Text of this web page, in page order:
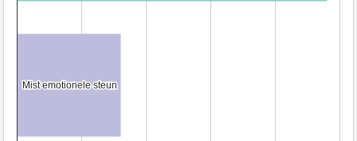
Mist emotionele steun
Mist emotionele steun